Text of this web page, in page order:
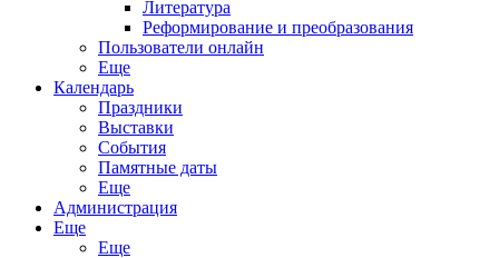
Литература
Реформирование и преобразования
Пользователи онлайн
Еще
Календарь
Праздники
Выставки
События
Памятные даты
Еще
Администрация
Еще
Еще